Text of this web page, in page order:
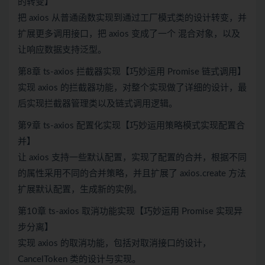
的转变】
把 axios 从普通函数实现到通过工厂模式类的设计转变，并
扩展更多调用接口，把 axios 变成了一个 混合对象，以及
让响应数据支持泛型。
第8章 ts-axios 拦截器实现【巧妙运用 Promise 链式调用】
实现 axios 的拦截器功能，对整个实现做了详细的设计，最
后实现拦截器管理类以及链式调用逻辑。
第9章 ts-axios 配置化实现【巧妙运用策略模式实现配置合
并】
让 axios 支持一些默认配置，实现了配置的合并，根据不同
的属性采用不同的合并策略，并且扩展了 axios.create 方法
扩展默认配置，生成新的实例。
第10章 ts-axios 取消功能实现【巧妙运用 Promise 实现异
步分离】
实现 axios 的取消功能，包括对取消接口的设计，
CancelToken 类的设计与实现。